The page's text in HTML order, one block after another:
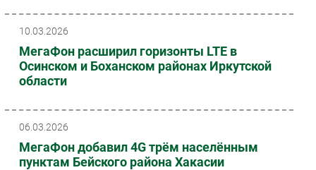
10.03.2026
МегаФон расширил горизонты LTE в
Осинском и Боханском районах Иркутской
области
06.03.2026
МегаФон добавил 4G трём населённым
пунктам Бейского района Хакасии